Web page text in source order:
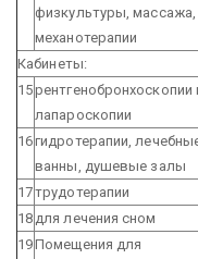
физкультуры, массажа,
механотерапии
Кабинеты:
15рентгенобронхоскопии
лапароскопии
16гидротерапии,
ванны, душевые залы
17трудотерапии
18 для лечения сном
19Помещения для